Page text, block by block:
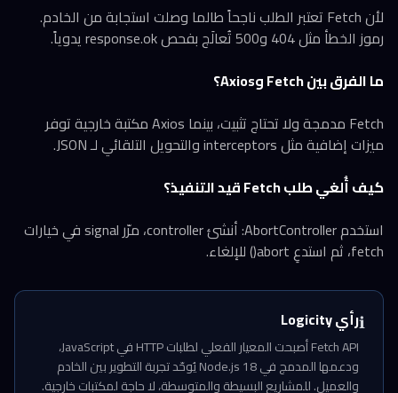
لأن Fetch تعتبر الطلب ناجحاً طالما وصلت استجابة من الخادم.
رموز الخطأ مثل 404 و500 تُعالَج بفحص response.ok يدوياً.
ما الفرق بين Fetch وAxios؟
Fetch مدمجة ولا تحتاج تثبيت، بينما Axios مكتبة خارجية توفر
ميزات إضافية مثل interceptors والتحويل التلقائي لـ JSON.
كيف أُلغي طلب Fetch قيد التنفيذ؟
استخدم AbortController: أنشئ controller، مرّر signal في خيارات
fetch، ثم استدعِ abort() للإلغاء.
ℹ️رأي Logicity
Fetch API أصبحت المعيار الفعلي لطلبات HTTP في JavaScript،
ودعمها المدمج في Node.js 18 يُوحّد تجربة التطوير بين الخادم
والعميل. للمشاريع البسيطة والمتوسطة، لا حاجة لمكتبات خارجية.